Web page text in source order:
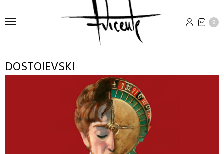
0
DOSTOIEVSKI